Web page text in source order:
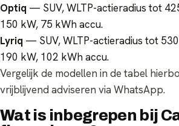
Optiq — SUV, WLTP-actieradius tot
150 kW, 75 kWh accu.
Lyriq — SUV, WLTP-actieradius tot
190 kW, 102 kWh accu.
Vergelijk de modellen in de tabel
vrijblijvend adviseren via WhatsApp.
Wat is inbegrepen bij